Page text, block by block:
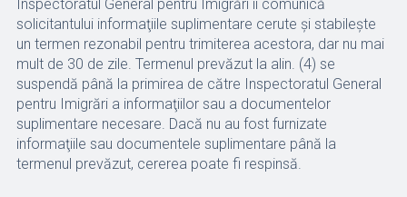
Inspectoratul General pentru Imigrări îi comunică
solicitantului informaţiile suplimentare cerute şi stabileşte
un termen rezonabil pentru trimiterea acestora, dar nu mai
mult de 30 de zile. Termenul prevăzut la alin. (4) se
suspendă până la primirea de către Inspectoratul General
pentru Imigrări a informaţiilor sau a documentelor
suplimentare necesare. Dacă nu au fost furnizate
informaţiile sau documentele suplimentare până la
termenul prevăzut, cererea poate fi respinsă.